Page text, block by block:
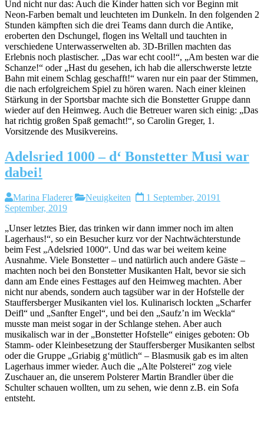
Und nicht nur das: Auch die Kinder hatten sich vor Beginn mit
Neon-Farben bemalt und leuchteten im Dunkeln. In den folgenden 2
Stunden kämpften sich die drei Teams dann durch die Antike,
eroberten den Dschungel, flogen ins Weltall und tauchten in
verschiedene Unterwasserwelten ab. 3D-Brillen machten das
Erlebnis noch plastischer. „Das war echt cool!“, „Am besten war die
Schanze!“ oder „Hast du gesehen, ich hab die allerschwerste letzte
Bahn mit einem Schlag geschafft!“ waren nur ein paar der Stimmen,
die nach erfolgreichem Spiel zu hören waren. Nach einer kleinen
Stärkung in der Sportsbar machte sich die Bonstetter Gruppe dann
wieder auf den Heimweg. Auch die Betreuer waren sich einig: „Das
hat richtig großen Spaß gemacht!“, so Carolin Greger, 1.
Vorsitzende des Musikvereins.
Adelsried 1000 – d‘ Bonstetter Musi war
dabei!
Marina Fladerer Neuigkeiten 1 September, 20191
September, 2019
„Unser letztes Bier, das trinken wir dann immer noch im alten
Lagerhaus!“, so ein Besucher kurz vor der Nachtwächterstunde
beim Fest „Adelsried 1000“. Und das war bei weitem keine
Ausnahme. Viele Bonstetter – und natürlich auch andere Gäste –
machten noch bei den Bonstetter Musikanten Halt, bevor sie sich
dann am Ende eines Festtages auf den Heimweg machten. Aber
nicht nur abends, sondern auch tagsüber war in der Hofstelle der
Stauffersberger Musikanten viel los. Kulinarisch lockten „Scharfer
Deifl“ und „Sanfter Engel“, und bei den „Saufz’n im Weckla“
musste man meist sogar in der Schlange stehen. Aber auch
musikalisch war in der „Bonstetter Hofstelle“ einiges geboten: Ob
Stamm- oder Kleinbesetzung der Stauffersberger Musikanten selbst
oder die Gruppe „Griabig g‘mütlich“ – Blasmusik gab es im alten
Lagerhaus immer wieder. Auch die „Alte Polsterei“ zog viele
Zuschauer an, die unserem Polsterer Martin Brandler über die
Schulter schauen wollten, um zu sehen, wie denn z.B. ein Sofa
entsteht.